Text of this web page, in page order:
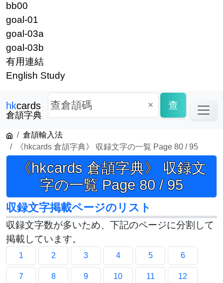
bb00
goal-01
goal-03a
goal-03b
有用連結
English Study
hkcards
倉頡字典
× 查
倉頡輸入法
《hkcards 倉頡字典》 収録文字の一覧 Page 80 / 95
《hkcards 倉頡字典》 収録文
字の一覧 Page 80 / 95
収録文字掲載ページのリスト
収録文字数が多いため、下記のページに分割して
掲載しています。
1 2 3 4 5 6
7 8 9 10 11 12